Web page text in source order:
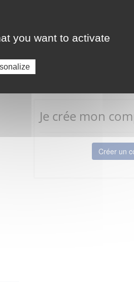
Je crée mon
Créer un
you want to activate